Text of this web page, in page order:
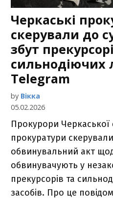
Черкаські
скерували до
збут
сильнодіючих
Telegram
by Вікка
05.02.2026
Прокурори Черкаської
прокуратури
обвинувальний акт
обвинувачують у
прекурсорів та
засобів. Про це